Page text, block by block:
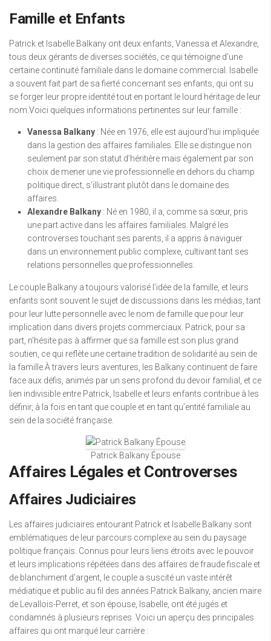
Famille et Enfants
Patrick et Isabelle Balkany ont deux enfants, Vanessa et Alexandre,
tous deux gérants de diverses sociétés, ce qui témoigne d’une
certaine continuité familiale dans le domaine commercial. Isabelle
a souvent fait part de sa fierté concernant ses enfants, qui ont su
se forger leur propre identité tout en portant le lourd héritage de leur
nom.Voici quelques informations pertinentes sur leur famille :
Vanessa Balkany : Née en 1976, elle est aujourd’hui impliquée
dans la gestion des affaires familiales. Elle se distingue non
seulement par son statut d’héritière mais également par son
choix de mener une vie professionnelle en dehors du champ
politique direct, s’illustrant plutôt dans le domaine des
affaires.
Alexandre Balkany : Né en 1980, il a, comme sa sœur, pris
une part active dans les affaires familiales. Malgré les
controverses touchant ses parents, il a appris à naviguer
dans un environnement public complexe, cultivant tant ses
relations personnelles que professionnelles.
Le couple Balkany a toujours valorisé l’idée de la famille, et leurs
enfants sont souvent le sujet de discussions dans les médias, tant
pour leur lutte personnelle avec le nom de famille que pour leur
implication dans divers projets commerciaux. Patrick, pour sa
part, n’hésite pas à affirmer que sa famille est son plus grand
soutien, ce qui reflète une certaine tradition de solidarité au sein de
la famille.À travers leurs aventures, les Balkany continuent de faire
face aux défis, animés par un sens profond du devoir familial, et ce
lien indivisible entre Patrick, Isabelle et leurs enfants contribue à les
définir, à la fois en tant que couple et en tant qu’entité familiale au
sein de la société française.
Patrick Balkany Épouse
Affaires Légales et Controverses
Affaires Judiciaires
Les affaires judiciaires entourant Patrick et Isabelle Balkany sont
emblématiques de leur parcours complexe au sein du paysage
politique français. Connus pour leurs liens étroits avec le pouvoir
et leurs implications répétées dans des affaires de fraude fiscale et
de blanchiment d’argent, le couple a suscité un vaste intérêt
médiatique et public au fil des années.Patrick Balkany, ancien maire
de Levallois-Perret, et son épouse, Isabelle, ont été jugés et
condamnés à plusieurs reprises. Voici un aperçu des principales
affaires qui ont marqué leur carrière :